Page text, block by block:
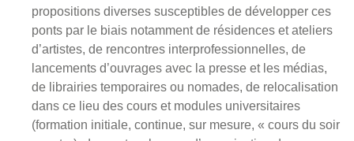
propositions diverses susceptibles de développer ces
ponts par le biais notamment de résidences et ateliers
d’artistes, de rencontres interprofessionnelles, de
lancements d’ouvrages avec la presse et les médias,
de librairies temporaires ou nomades, de relocalisation
dans ce lieu des cours et modules universitaires
(formation initiale, continue, sur mesure, « cours du soir